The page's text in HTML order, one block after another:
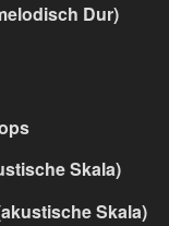
Dur)
Skala)
Skala)